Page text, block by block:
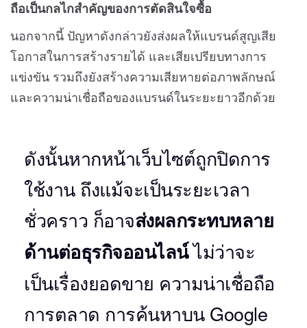
ถือเป็นกลไกสำคัญของการตัดสินใจซื้อ
นอกจากนี้ ปัญหาดังกล่าวยังส่งผลให้แบรนด์สูญเสีย
โอกาสในการสร้างรายได้ และเสียเปรียบทางการ
แข่งขัน รวมถึงยังสร้างความเสียหายต่อภาพลักษณ์
และความน่าเชื่อถือของแบรนด์ในระยะยาวอีกด้วย
ดังนั้นหากหน้าเว็บไซต์ถูกปิดการ
ใช้งาน ถึงแม้จะเป็นระยะเวลา
ชั่วคราว ก็อาจส่งผลกระทบหลาย
ด้านต่อธุรกิจออนไลน์ไม่ว่าจะ
เป็นเรื่องยอดขาย ความน่าเชื่อถือ
การตลาด การค้นหาบน Google